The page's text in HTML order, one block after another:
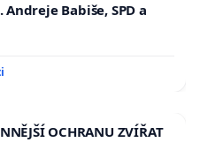
Babiše, SPD a
OCHRANU ZVÍŘAT